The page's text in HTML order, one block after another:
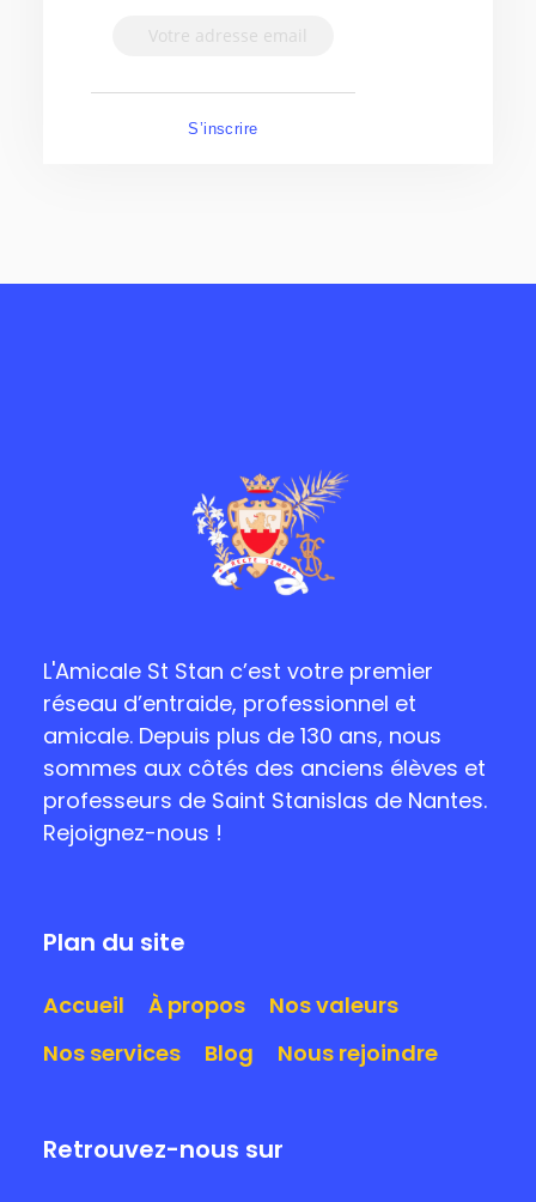
S’inscrire
L'Amicale St Stan c’est votre premier
réseau d’entraide, professionnel et
amicale. Depuis plus de 130 ans, nous
sommes aux côtés des anciens élèves et
professeurs de Saint Stanislas de Nantes.
Rejoignez-nous !
Plan du site
Accueil À propos
Nos valeurs
Nos services
Blog Nous rejoindre
Retrouvez-nous sur